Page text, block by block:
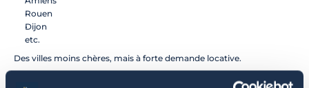
Rouen
Dijon
etc.
Des villes moins chères, mais à forte demande locative.